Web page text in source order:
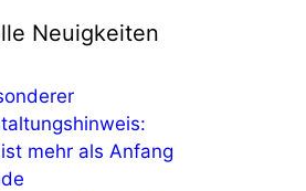
Neuigkeiten
mehr als Anfang